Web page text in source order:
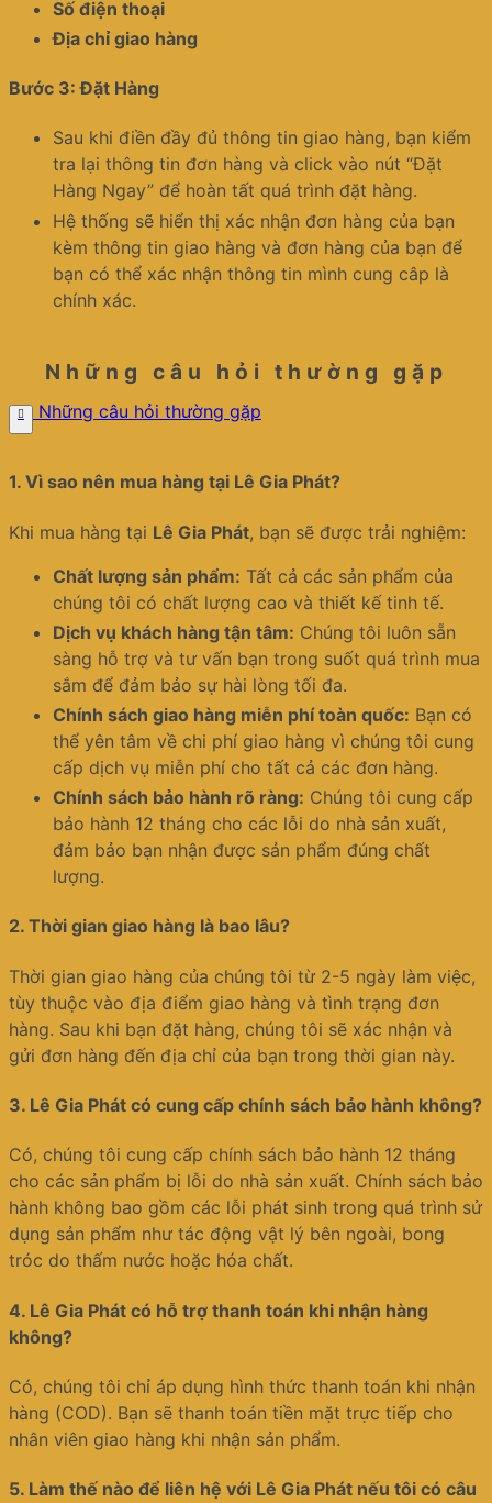
Số điện thoại
Địa chỉ giao hàng
Bước 3: Đặt Hàng
Sau khi điền đầy đủ thông tin giao hàng, bạn kiểm
tra lại thông tin đơn hàng và click vào nút “Đặt
Hàng Ngay” để hoàn tất quá trình đặt hàng.
Hệ thống sẽ hiển thị xác nhận đơn hàng của bạn
kèm thông tin giao hàng và đơn hàng của bạn để
bạn có thể xác nhận thông tin mình cung câp là
chính xác.
Những câu hỏi thường gặp
Những câu hỏi thường gặp
1. Vì sao nên mua hàng tại Lê Gia Phát?
Khi mua hàng tại Lê Gia Phát, bạn sẽ được trải nghiệm:
Chất lượng sản phẩm: Tất cả các sản phẩm của
chúng tôi có chất lượng cao và thiết kế tinh tế.
Dịch vụ khách hàng tận tâm: Chúng tôi luôn sẵn
sàng hỗ trợ và tư vấn bạn trong suốt quá trình mua
sắm để đảm bảo sự hài lòng tối đa.
Chính sách giao hàng miễn phí toàn quốc: Bạn có
thể yên tâm về chi phí giao hàng vì chúng tôi cung
cấp dịch vụ miễn phí cho tất cả các đơn hàng.
Chính sách bảo hành rõ ràng: Chúng tôi cung cấp
bảo hành 12 tháng cho các lỗi do nhà sản xuất,
đảm bảo bạn nhận được sản phẩm đúng chất
lượng.
2. Thời gian giao hàng là bao lâu?
Thời gian giao hàng của chúng tôi từ 2-5 ngày làm việc,
tùy thuộc vào địa điểm giao hàng và tình trạng đơn
hàng. Sau khi bạn đặt hàng, chúng tôi sẽ xác nhận và
gửi đơn hàng đến địa chỉ của bạn trong thời gian này.
3. Lê Gia Phát có cung cấp chính sách bảo hành không?
Có, chúng tôi cung cấp chính sách bảo hành 12 tháng
cho các sản phẩm bị lỗi do nhà sản xuất. Chính sách bảo
hành không bao gồm các lỗi phát sinh trong quá trình sử
dụng sản phẩm như tác động vật lý bên ngoài, bong
tróc do thấm nước hoặc hóa chất.
4. Lê Gia Phát có hỗ trợ thanh toán khi nhận hàng
không?
Có, chúng tôi chỉ áp dụng hình thức thanh toán khi nhận
hàng (COD). Bạn sẽ thanh toán tiền mặt trực tiếp cho
nhân viên giao hàng khi nhận sản phẩm.
5. Làm thế nào để liên hệ với Lê Gia Phát nếu tôi có câu